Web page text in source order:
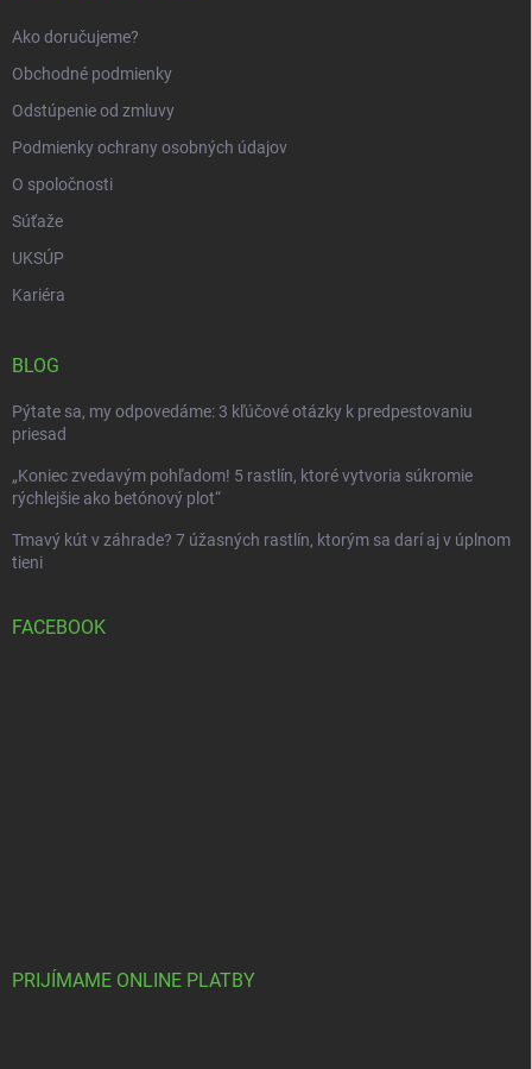
Ako doručujeme?
Obchodné podmienky
Odstúpenie od zmluvy
Podmienky ochrany osobných údajov
O spoločnosti
Súťaže
UKSÚP
Kariéra
BLOG
Pýtate sa, my odpovedáme: 3 kľúčové otázky k predpestovaniu
priesad
„Koniec zvedavým pohľadom! 5 rastlín, ktoré vytvoria súkromie
rýchlejšie ako betónový plot“
Tmavý kút v záhrade? 7 úžasných rastlín, ktorým sa darí aj v úplnom
tieni
FACEBOOK
PRIJÍMAME ONLINE PLATBY